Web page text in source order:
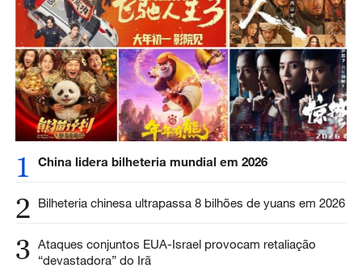
1 China lidera bilheteria mundial em 2026
2 Bilheteria chinesa ultrapassa 8 bilhões de yuans em 2026
3 Ataques conjuntos EUA-Israel provocam retaliação
“devastadora” do Irã